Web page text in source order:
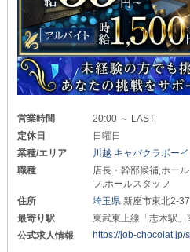
営業時間
20:00 ～ LAST
定休日
日曜日
業種/エリア
川越 キャバクラボー
職種
店長・幹部候補,ホー
フ,ホールスタッフ
住所
埼玉県 新座市東北2-
最寄り駅
東武東上線「志木駅
公式求人情報
https://job-